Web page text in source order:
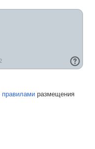
правилами размещения